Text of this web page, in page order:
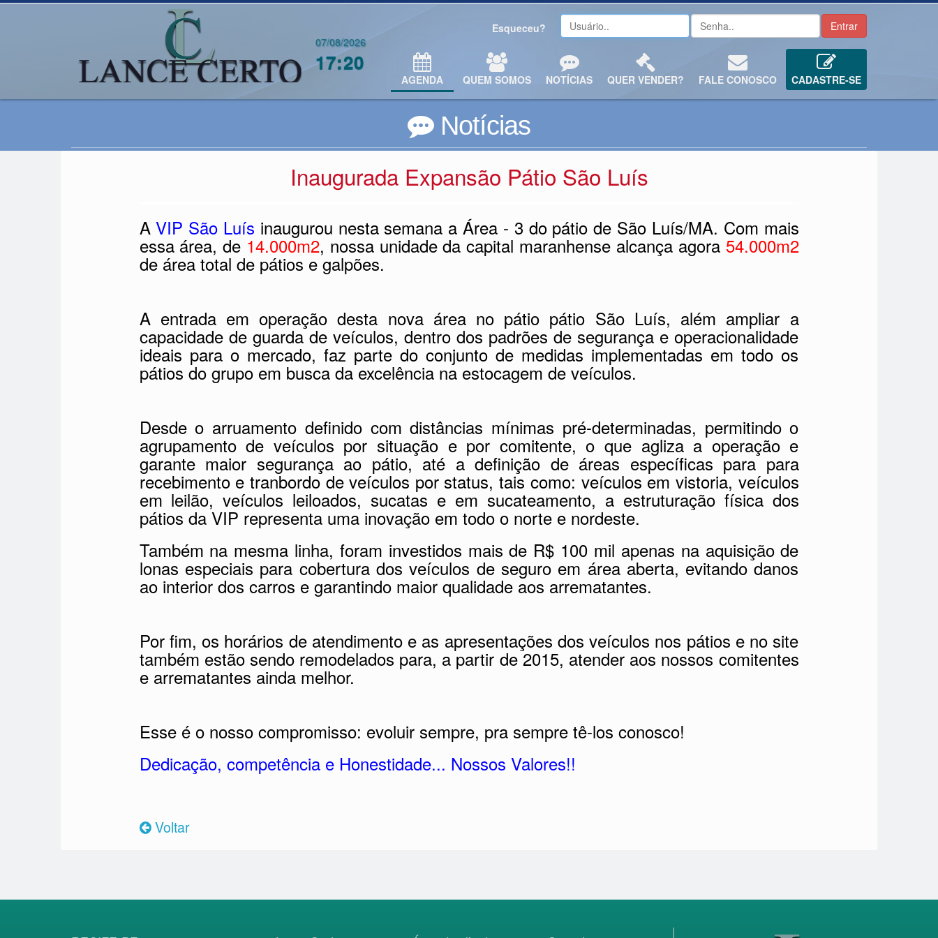
07/08/2026
17:20
Esqueceu?
AGENDA QUEM SOMOS NOTÍCIAS QUER VENDER? FALE CONOSCO CADASTRE-SE
Notícias
Inaugurada Expansão Pátio São Luís
AVIP São Luís inaugurou nesta semana a Área - 3 do pátio de São Luís/MA. Com mais
essa área, de 14.000m2, nossa unidade da capital maranhense alcança agora 54.000m2
de área total de pátios e galpões.
A entrada em operação desta nova área no pátio pátio São Luís, além ampliar a
capacidade de guarda de veículos, dentro dos padrões de segurança e operacionalidade
ideais para o mercado, faz parte do conjunto de medidas implementadas em todo os
pátios do grupo em busca da excelência na estocagem de veículos.
Desde o arruamento definido com distâncias mínimas pré-determinadas, permitindo o
agrupamento de veículos por situação e por comitente, o que agliza a operação e
garante maior segurança ao pátio, até a definição de áreas específicas para para
recebimento e tranbordo de veículos por status, tais como: veículos em vistoria, veículos
em leilão, veículos leiloados, sucatas e em sucateamento, a estruturação física dos
pátios da VIP representa uma inovação em todo o norte e nordeste.
Também na mesma linha, foram investidos mais de R$ 100 mil apenas na aquisição de
lonas especiais para cobertura dos veículos de seguro em área aberta, evitando danos
ao interior dos carros e garantindo maior qualidade aos arrematantes.
Por fim, os horários de atendimento e as apresentações dos veículos nos pátios e no site
também estão sendo remodelados para, a partir de 2015, atender aos nossos comitentes
e arrematantes ainda melhor.
Esse é o nosso compromisso: evoluir sempre, pra sempre tê-los conosco!
Dedicação, competência e Honestidade... Nossos Valores!!
Voltar